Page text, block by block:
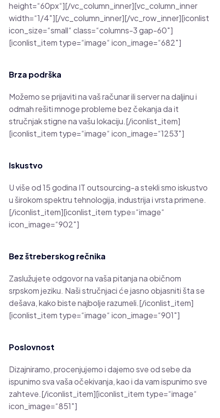
height=“60px“][/vc_column_inner][vc_column_inner
width=“1/4″][/vc_column_inner][/vc_row_inner][iconlist
icon_size=“small“ class=“columns-3 gap-60″]
[iconlist_item type=“image“ icon_image=“682″]
Brza podrška
Možemo se prijaviti na vaš računar ili server na daljinu i
odmah rešiti mnoge probleme bez čekanja da it
stručnjak stigne na vašu lokaciju.[/iconlist_item]
[iconlist_item type=“image“ icon_image=“1253″]
Iskustvo
U više od 15 godina IT outsourcing-a stekli smo iskustvo
u širokom spektru tehnologija, industrija i vrsta primene.
[/iconlist_item][iconlist_item type=“image“
icon_image=“902″]
Bez štreberskog rečnika
Zaslužujete odgovor na vaša pitanja na običnom
srpskom jeziku. Naši stručnjaci će jasno objasniti šta se
dešava, kako biste najbolje razumeli.[/iconlist_item]
[iconlist_item type=“image“ icon_image=“901″]
Poslovnost
Dizajniramo, procenjujemo i dajemo sve od sebe da
ispunimo sva vaša očekivanja, kao i da vam ispunimo sve
zahteve.[/iconlist_item][iconlist_item type=“image“
icon_image=“851″]